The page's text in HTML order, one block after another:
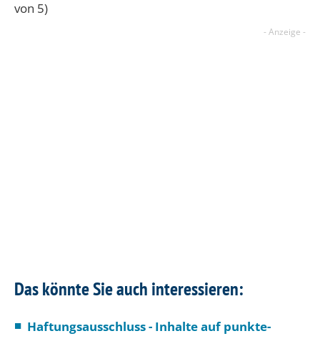
von 5)
Das könnte Sie auch interessieren:
Haftungsausschluss - Inhalte auf punkte-